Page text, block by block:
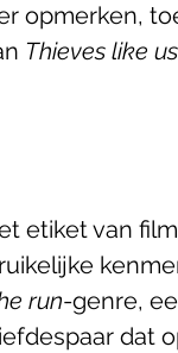
opmerken,
Thieves like us
etiket van
run-genre,
dat